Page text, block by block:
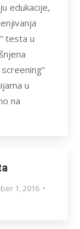
edukacije,
testa u
u
na
1, 2016